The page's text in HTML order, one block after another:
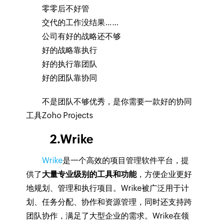
零零后不好管
交代的工作没结果……
公司有好的战略还不够
好的战略靠执行
好的执行靠团队
好的团队靠协同
不是团队不够优秀，是你需要一款好的协同
工具Zoho Projects
2.Wrike
Wrike是一个高效的项目管理软件平台，提
供了大量专业级别的工具和功能，方便企业更好
地规划、管理和执行项目。Wrike被广泛用于计
划、任务分配、协作和资源管理，同时还支持跨
团队协作，满足了大型企业的需求。Wrike在领